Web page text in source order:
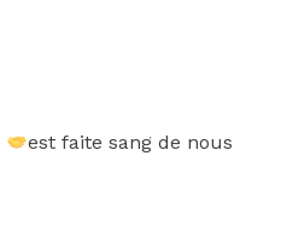
est faite sang de nous